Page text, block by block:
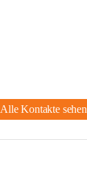
Alle Kontakte sehen